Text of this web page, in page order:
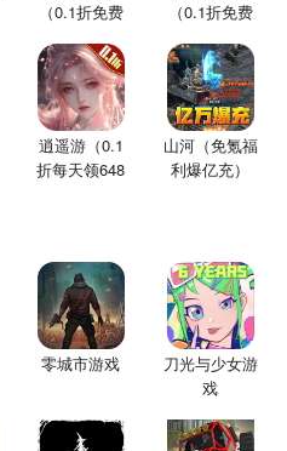
（0.1折免费
（0.1折免费
逍遥游（0.1
折每天领648
山河（免氪福
利爆亿充）
零城市游戏
刀光与少女游
戏